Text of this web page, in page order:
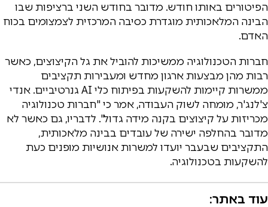
הפיטורים באותו חודש. מדובר בחודש השני ברציפות שבו
הבינה המלאכותית מוגדרת כסיבה המרכזית לצמצומים בכוח
האדם.
חברות הטכנולוגיה ממשיכות להוביל את גל הקיצוצים, כאשר
רבות מהן מבצעות ארגון מחדש ומעבירות תקציבים
ממשרות קיימות להשקעות בפיתוח כלי AI גנרטיביים. אנדי
צ'לנג'ר, מומחה לשוק העבודה, אמר כי "חברות טכנולוגיה
מכריזות על קיצוצים בקנה מידה גדול". לדבריו, גם כאשר לא
מדובר בהחלפה ישירה של עובדים בבינה מלאכותית,
התקציבים שבעבר יועדו למשרות אנושיות מופנים כעת
להשקעות בטכנולוגיה.
עוד באתר: